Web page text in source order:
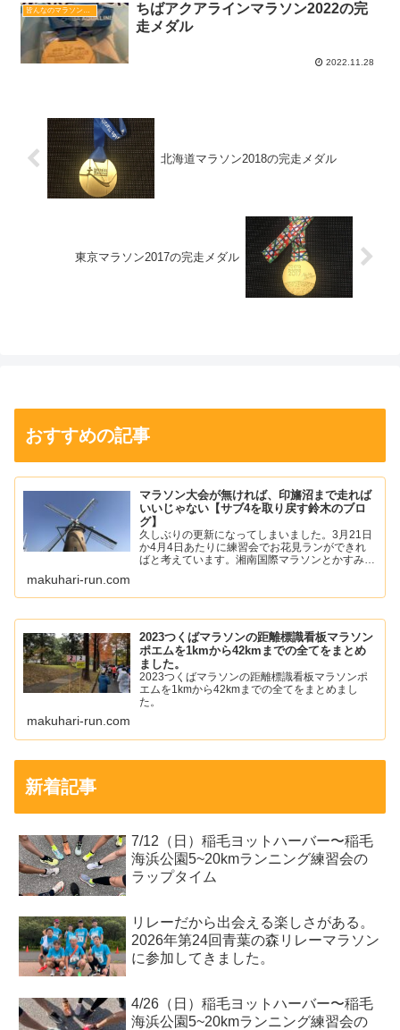
皆んなのマラソン完走メダル図鑑
ちばアクアラインマラソン2022の完
走メダル
2022.11.28
北海道マラソン2018の完走メダル
東京マラソン2017の完走メダル
おすすめの記事
マラソン大会が無ければ、印旛沼まで走れば
いいじゃない【サブ4を取り戻す鈴木のブロ
グ】
久しぶりの更新になってしまいました。3月21日
か4月4日あたりに練習会でお花見ランができれ
ばと考えています。湘南国際マラソンとかすみが
の痛みが落ち着いて...
makuhari-run.com
2023つくばマラソンの距離標識看板マラソン
ポエムを1kmから42kmまでの全てをまとめ
ました。
2023つくばマラソンの距離標識看板マラソンポ
エムを1kmから42kmまでの全てをまとめまし
た。
makuhari-run.com
新着記事
7/12（日）稲毛ヨットハーバー〜稲毛
海浜公園5~20kmランニング練習会の
ラップタイム
リレーだから出会える楽しさがある。
2026年第24回青葉の森リレーマラソン
に参加してきました。
4/26（日）稲毛ヨットハーバー〜稲毛
海浜公園5~20kmランニング練習会の